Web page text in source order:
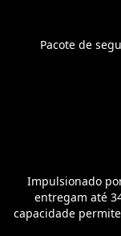
Pacote de
Impulsionado
entregam até
capacidade